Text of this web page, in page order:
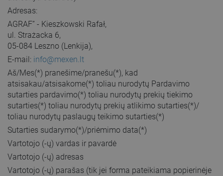
Adresas:
AGRAF” - Kieszkowski Rafał,
ul. Strażacka 6,
05-084 Leszno (Lenkija),
E-mail: info@mexen.lt
Aš/Mes(*) pranešime/pranešu(*), kad
atsisakau/atsisakome(*) toliau nurodytų Pardavimo
sutarties pardavimo(*) toliau nurodytų prekių tiekimo
sutarties(*) toliau nurodytų prekių atlikimo sutarties(*)/
toliau nurodytų paslaugų teikimo sutarties(*)
Sutarties sudarymo(*)/priėmimo data(*)
Vartotojo (-ų) vardas ir pavardė
Vartotojo (-ų) adresas
Vartotojo (-ų) parašas (tik jei forma pateikiama popierinėje